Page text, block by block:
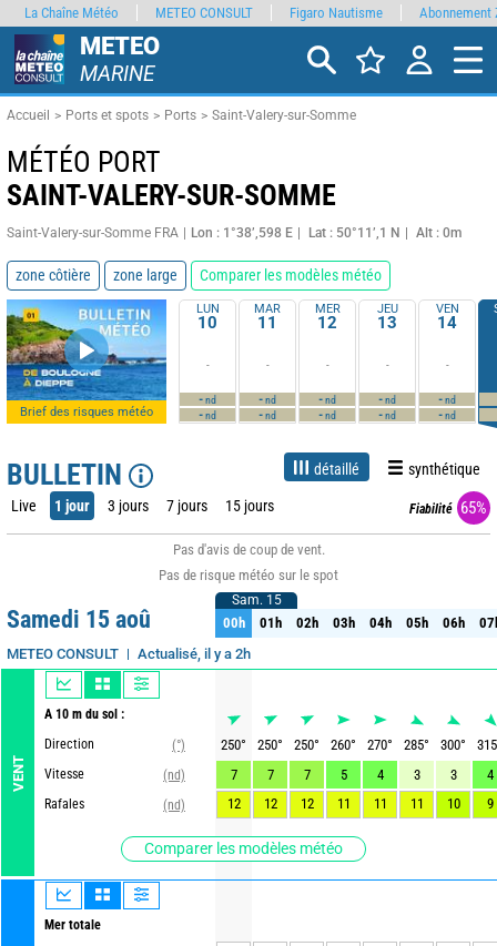
METEO
MARINE
Accueil Ports et spots Ports Saint-Valery-sur-Somme
MÉTÉO PORT
SAINT-VALERY-SUR-SOMME
Saint-Valery-sur-Somme FRA Lon : 1°38’,598 E Lat : 50°11’,1 N Alt : 0m
zone côtière zone large Comparer les modèles météo
Brief des risques météo
LUN
10
-
-nd
-nd
MAR
11
-
-nd
-nd
MER
12
-
-nd
-nd
JEU
13
-
-nd
-nd
VEN
14
-
-nd
-nd
BULLETIN détaillé synthétique
Live 1 jour 3 jours 7 jours 15 jours Fiabilité 65%
Pas d'avis de coup de vent.
Pas de risque météo sur le spot
Samedi 15 aoû
METEO CONSULT Actualisé, il y a 2h
VENT
A 10 m du sol :
Direction
(°)
Vitesse
(nd)
Rafales
(nd)
Comparer les modèles météo
Mer totale
Sam. 15
00h 01h 02h 03h 04h 05h 06h
Sam. 15
00h 01h 02h 03h 04h 05h 06h
250° 250° 250° 260° 270° 285° 300°
315
7
7 7 5 4 3 3
4
12
12 12 11 11 11 10 9
La Chaîne Météo METEO CONSULT Figaro Nautisme Abonnement